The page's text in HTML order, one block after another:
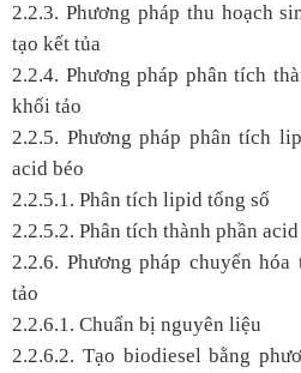
2.2.3. Phương pháp thu hoạch
tạo kết tủa
2.2.4. Phương pháp phân tích
khối tảo
2.2.5. Phương pháp phân tích
acid béo
2.2.5.1. Phân tích lipid tổng số
2.2.5.2. Phân tích thành phần
2.2.6. Phương pháp chuyển
tảo
2.2.6.1. Chuẩn bị nguyên liệu
2.2.6.2. Tạo biodiesel bằng